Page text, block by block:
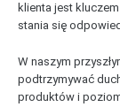
klienta jest
stania się
W naszym
podtrzymywać
produktów i